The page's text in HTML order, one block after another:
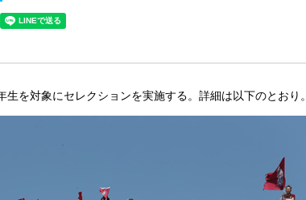
を対象にセレクションを実施する。詳細は以下のとおり。